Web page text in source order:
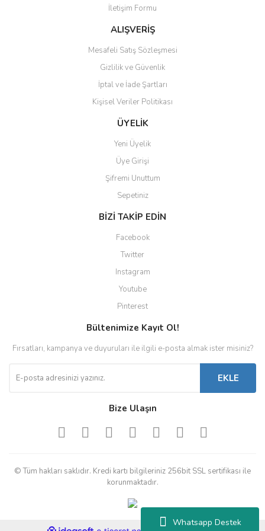
Whatsapp Destek
Ürün fiyatı diğer sitelerden daha pahalı.
Bu ürüne benzer farklı alternatifler olmalı.
Gönder
İletişim Formu
ALIŞVERİŞ
Mesafeli Satış Sözleşmesi
Gizlilik ve Güvenlik
İptal ve İade Şartları
Kişisel Veriler Politikası
ÜYELİK
Yeni Üyelik
Üye Girişi
Şifremi Unuttum
Sepetiniz
BİZİ TAKİP EDİN
Facebook
Twitter
Instagram
Youtube
Pinterest
Bültenimize Kayıt Ol!
Fırsatları, kampanya ve duyuruları ile ilgili e-posta almak ister misiniz?
EKLE
Bize Ulaşın
© Tüm hakları saklıdır. Kredi kartı bilgileriniz 256bit SSL sertifikası ile
korunmaktadır.